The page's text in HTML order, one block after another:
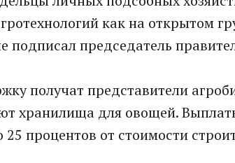
как на открытом
подписал председатель
получат представители
хранилища для овощей.
25 процентов от стоимости